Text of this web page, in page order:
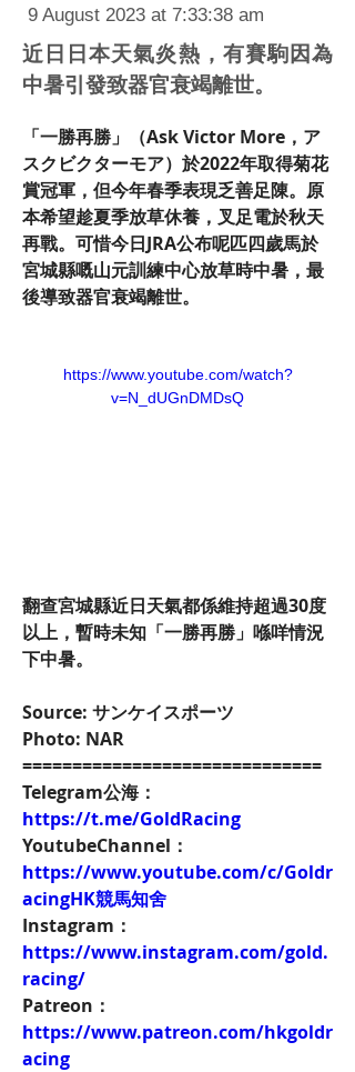
9 August 2023 at 7:33:38 am
近日日本天氣炎熱，有賽駒因為
中暑引發致器官衰竭離世。
「一勝再勝」（Ask Victor More，ア
スクビクターモア）於2022年取得菊花
賞冠軍，但今年春季表現乏善足陳。原
本希望趁夏季放草休養，叉足電於秋天
再戰。可惜今日JRA公布呢匹四歲馬於
宮城縣嘅山元訓練中心放草時中暑，最
後導致器官衰竭離世。
https://www.youtube.com/watch?
v=N_dUGnDMDsQ
翻查宮城縣近日天氣都係維持超過30度
以上，暫時未知「一勝再勝」喺咩情況
下中暑。
Source: サンケイスポーツ
Photo: NAR
==============================
Telegram公海：
https://t.me/GoldRacing
YoutubeChannel：
https://www.youtube.com/c/Goldr
acingHK競馬知舍
Instagram：
https://www.instagram.com/gold.
racing/
Patreon：
https://www.patreon.com/hkgoldr
acing